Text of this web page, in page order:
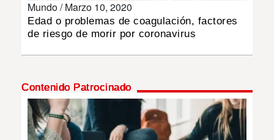
DEPORTES
MULTIMEDIA
Mundo /Marzo 10, 2020
Edad o problemas de coagulación, factores
de riesgo de morir por coronavirus
Contenido Patrocinado